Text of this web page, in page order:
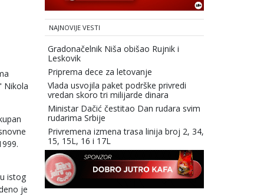
Nikola
istog
je
NAJNOVIJE VESTI
Gradonačelnik Niša obišao Rujnik i
Leskovik
Priprema dece za letovanje
Vlada usvojila paket podrške privredi
vredan skoro tri milijarde dinara
Ministar Dačić čestitao Dan rudara svim
rudarima Srbije
Privremena izmena trasa linija broj 2, 34,
15, 15L, 16 i 17L